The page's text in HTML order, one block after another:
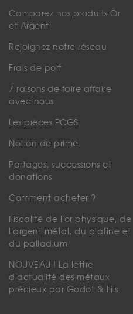
Comparez nos produits Or
et Argent
Rejoignez notre réseau
Frais de port
7 raisons de faire affaire
avec nous
Les pièces PCGS
Notion de prime
Partages, successions et
donations
Comment acheter ?
Fiscalité de l'or physique, de
l'argent métal, du platine et
du palladium
NOUVEAU ! La lettre
d'actualité des métaux
précieux par Godot & Fils